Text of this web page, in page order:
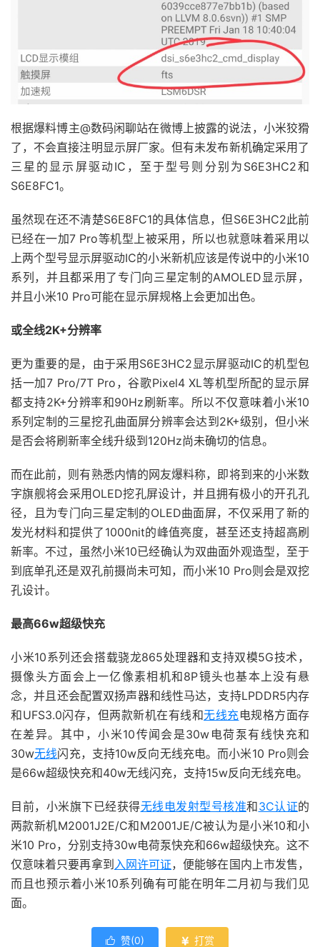
根据爆料博主@数码闲聊站在微博上披露的说法，小米狡猾
了，不会直接注明显示屏厂家。但有未发布新机确定采用了
三星的显示屏驱动IC，至于型号则分别为S6E3HC2和
S6E8FC1。
虽然现在还不清楚S6E8FC1的具体信息，但S6E3HC2此前
已经在一加7 Pro等机型上被采用，所以也就意味着采用以
上两个型号显示屏驱动IC的小米新机应该是传说中的小米10
系列，并且都采用了专门向三星定制的AMOLED显示屏，
并且小米10 Pro可能在显示屏规格上会更加出色。
或全线2K+分辨率
更为重要的是，由于采用S6E3HC2显示屏驱动IC的机型包
括一加7 Pro/7T Pro，谷歌Pixel4 XL等机型所配的显示屏
都支持2K+分辨率和90Hz刷新率。所以不仅意味着小米10
系列定制的三星挖孔曲面屏分辨率会达到2K+级别，但小米
是否会将刷新率全线升级到120Hz尚未确切的信息。
而在此前，则有熟悉内情的网友爆料称，即将到来的小米数
字旗舰将会采用OLED挖孔屏设计，并且拥有极小的开孔孔
径，且为专门向三星定制的OLED曲面屏，不仅采用了新的
发光材料和提供了1000nit的峰值亮度，甚至还支持超高刷
新率。不过，虽然小米10已经确认为双曲面外观造型，至于
到底单孔还是双孔前摄尚未可知，而小米10 Pro则会是双挖
孔设计。
最高66w超级快充
小米10系列还会搭载骁龙865处理器和支持双模5G技术，
摄像头方面会上一亿像素相机和8P镜头也基本上没有悬
念，并且还会配置双扬声器和线性马达，支持LPDDR5内存
和UFS3.0闪存，但两款新机在有线和无线充电规格方面存
在差异。其中，小米10传闻会是30w电荷泵有线快充和
30w无线闪充，支持10w反向无线充电。而小米10 Pro则会
是66w超级快充和40w无线闪充，支持15w反向无线充电。
目前，小米旗下已经获得无线电发射型号核准和3C认证的
两款新机M2001J2E/C和M2001JE/C被认为是小米10和小
米10 Pro，分别支持30w电荷泵快充和66w超级快充。这不
仅意味着只要再拿到 入网许可证，便能够在国内上市发售，
而且也预示着小米10系列确有可能在明年二月初与我们见
面。
 赞(0)  打赏